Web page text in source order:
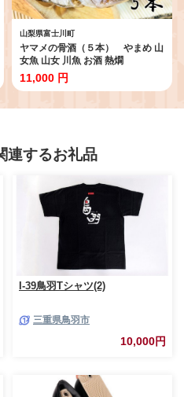
山梨県富士川町
ヤマメの骨酒（５本） やまめ 山
女魚 山女 川魚 お酒 熱燗
11,000 円
連するお礼品
I-39鳥羽Tシャツ(2)
三重県鳥羽市
10,000円